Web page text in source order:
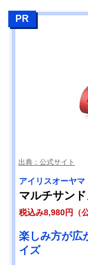
PR
出典：公式サイト
‎アイリスオーヤマ
マルチサン
税込み8,980円（
楽しみ方が広
イズ